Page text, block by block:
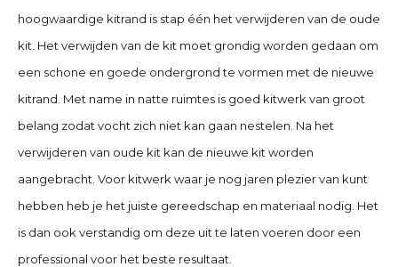
hoogwaardige kitrand is stap één het verwijderen van de oude
kit. Het verwijden van de kit moet grondig worden gedaan om
een schone en goede ondergrond te vormen met de nieuwe
kitrand. Met name in natte ruimtes is goed kitwerk van groot
belang zodat vocht zich niet kan gaan nestelen. Na het
verwijderen van oude kit kan de nieuwe kit worden
aangebracht. Voor kitwerk waar je nog jaren plezier van kunt
hebben heb je het juiste gereedschap en materiaal nodig. Het
is dan ook verstandig om deze uit te laten voeren door een
professional voor het beste resultaat.